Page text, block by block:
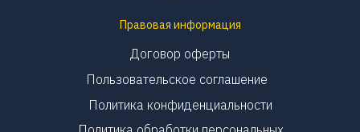
Правовая информация
Договор оферты
Пользовательское соглашение
Политика конфиденциальности